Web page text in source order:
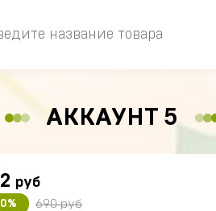
АККАУНТ 5
руб
690 руб